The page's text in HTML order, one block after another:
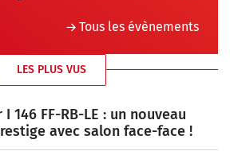
Tous les évènements
LES PLUS VUS
146 FF-RB-LE : un nouveau
avec salon face-face !